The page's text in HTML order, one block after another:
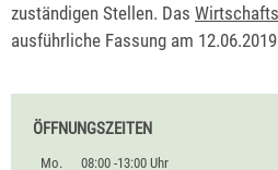
zuständigen Stellen. Das
ausführliche Fassung am
ÖFFNUNGSZEITEN
Mo.
08:00 -13:00 Uhr